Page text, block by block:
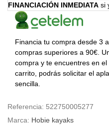
FINANCIACIÓN INMEDIATA si
Financia tu compra desde 3
compras superiores a 90€.
compra y te encuentres en
carrito, podrás solicitar el
sencilla.
Referencia: 522750005277
Marca: Hobie kayaks